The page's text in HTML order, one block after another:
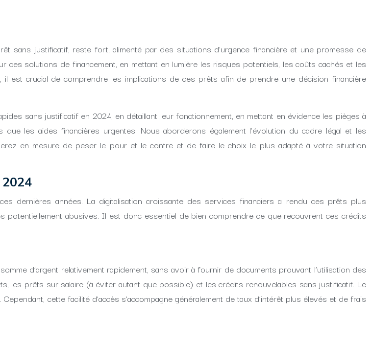
sans justificatif, reste fort, alimenté par des situations d’urgence financière et une promesse de
solutions de financement, en mettant en lumière les risques potentiels, les coûts cachés et les
est crucial de comprendre les implications de ces prêts afin de prendre une décision financière
sans justificatif en 2024, en détaillant leur fonctionnement, en mettant en évidence les pièges à
les aides financières urgentes. Nous aborderons également l’évolution du cadre légal et les
en mesure de peser le pour et le contre et de faire le choix le plus adapté à votre situation
dernières années. La digitalisation croissante des services financiers a rendu ces prêts plus
potentiellement abusives. Il est donc essentiel de bien comprendre ce que recouvrent ces crédits
d’argent relativement rapidement, sans avoir à fournir de documents prouvant l’utilisation des
les prêts sur salaire (à éviter autant que possible) et les crédits renouvelables sans justificatif. Le
cette facilité d’accès s’accompagne généralement de taux d’intérêt plus élevés et de frais